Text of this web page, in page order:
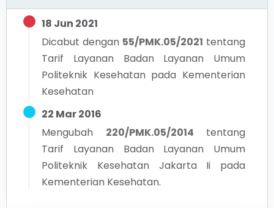
18 Jun 2021
Dicabut dengan 55/PMK.05/2021 tentang
Tarif Layanan Badan Layanan Umum
Politeknik Kesehatan pada Kementerian
Kesehatan
22 Mar 2016
Mengubah
220/PMK.05/2014
tentang
Tarif Layanan Badan Layanan Umum
Politeknik Kesehatan Jakarta Ii pada
Kementerian Kesehatan.